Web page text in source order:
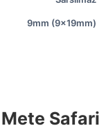
9mm (9x19mm)
Mete Safari